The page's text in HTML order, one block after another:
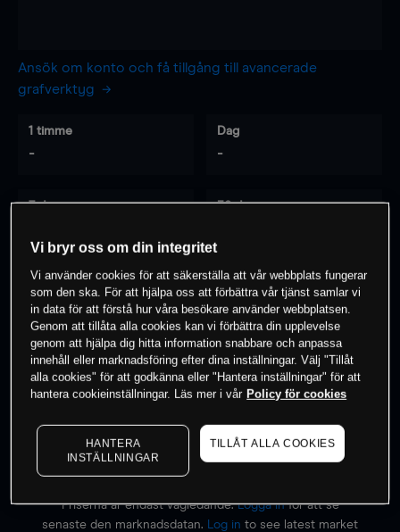
Ansök om konto och få tillgång till avancerade
grafverktyg
1 timme
-
Dag
-
7 dagar 30 dagar
0% av kunderna har en position i detta
instrument
Börja handla
Priserna är endast vägledande.Logga inför att se
senaste den marknadsdatan.
Log in to see latest market
Vi bryr oss om din integritet
Vi använder cookies för att säkerställa att vår webbplats fungerar
som den ska. För att hjälpa oss att förbättra vår tjänst samlar vi
in data för att förstå hur våra besökare använder webbplatsen.
Genom att tillåta alla cookies kan vi förbättra din upplevelse
genom att hjälpa dig hitta information snabbare och anpassa
innehåll eller marknadsföring efter dina inställningar. Välj "Tillåt
alla cookies" för att godkänna eller "Hantera inställningar" för att
hantera cookieinställningar. Läs mer i vår Policy för cookies
HANTERA
INSTÄLLNINGAR
TILLÅT ALLA COOKIES